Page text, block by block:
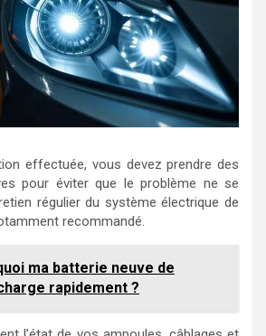
effectuée, vous devez prendre des
pour éviter que le problème ne se
régulier du système électrique de
recommandé.
ma batterie neuve de
rapidement ?